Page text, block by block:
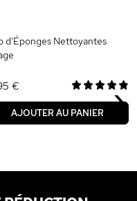
d'Éponges Nettoyantes
€
AJOUTER AU PANIER ›